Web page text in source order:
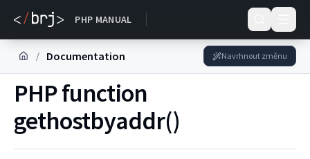
PHP MANUAL
DOKUMENTACE
/ Documentation Navrhnout změnu
PHP function
gethostbyaddr()